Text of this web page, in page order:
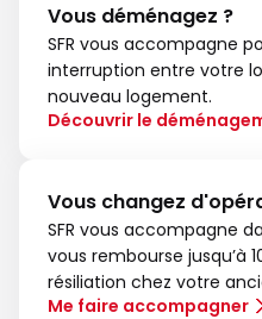
Vous déménagez ?
SFR vous accompagne
interruption entre votre
nouveau logement.
Découvrir le
Vous changez
SFR vous accompagne
vous rembourse jusqu’à
résiliation chez votre
Me faire accompagner